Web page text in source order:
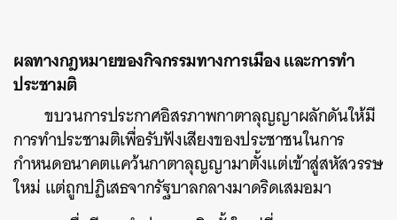
ผลทางกฎหมายของกิจกรรมทางการเมือง และการทำ
ประชามติ
ขบวนการประกาศอิสรภาพกาตาลุญญาผลักดันให้มี
การทำประชามติเพื่อรับฟังเสียงของประชาชนในการ
กำหนดอนาคตแคว้นกาตาลุญญามาตั้งแต่เข้าสู่สหัสวรรษ
ใหม่ แต่ถูกปฏิเสธจากรัฐบาลกลางมาดริดเสมอมา